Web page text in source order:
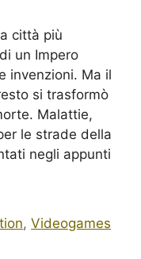
città più
un Impero
invenzioni. Ma il
si trasformò
Malattie,
le strade della
negli appunti
,Videogames